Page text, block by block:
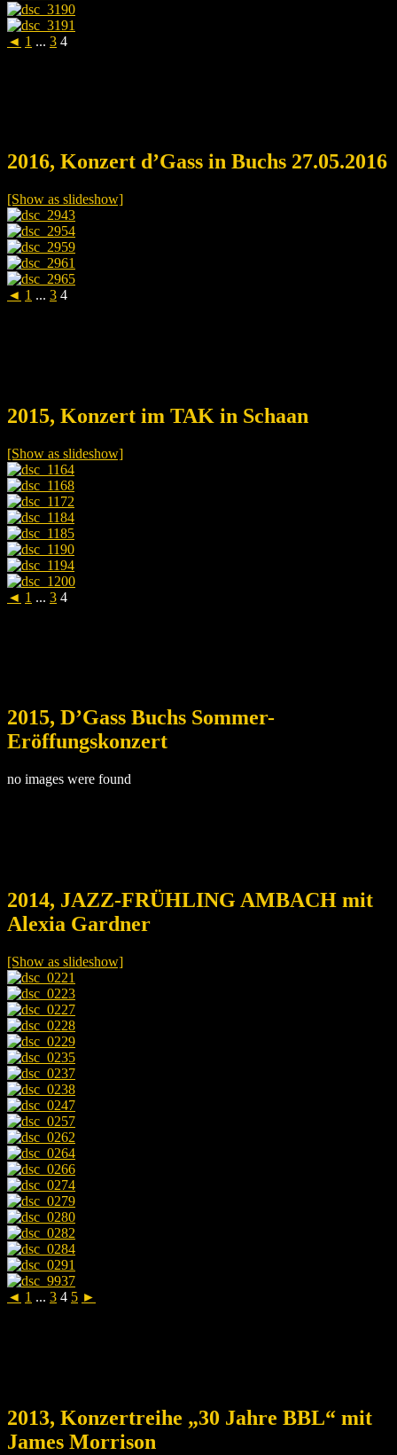
◄ 1 ... 3 4
2016, Konzert d’Gass in Buchs 27.05.2016
[Show as slideshow]
◄ 1 ... 3 4
2015, Konzert im TAK in Schaan
[Show as slideshow]
◄ 1 ... 3 4
2015, D’Gass Buchs Sommer-
Eröffungskonzert
no images were found
2014, JAZZ-FRÜHLING AMBACH mit
Alexia Gardner
[Show as slideshow]
◄ 1 ... 3 4 5 ►
2013, Konzertreihe „30 Jahre BBL“ mit
James Morrison